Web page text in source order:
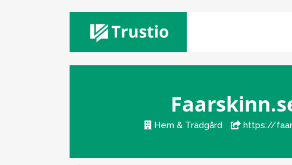
Hem & Trädgård https://